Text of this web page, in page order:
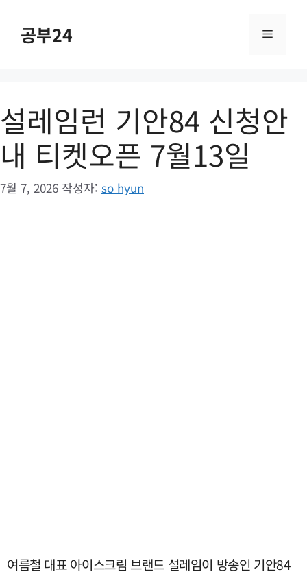
뛰
기
공부24 메
설레임런 기안84 신청안
내 티켓오픈 7월13일
7월 7, 2026 작성자: so hyun
여름철 대표 아이스크림 브랜드 설레임이 방송인 기안84